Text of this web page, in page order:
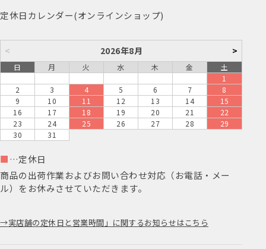
定休日カレンダー(オンラインショップ)
< 2026年8月 >
日 月 火 水 木 金
土
1
2
3 4 5 6 7
8
9
10 11 12 13 14
15
16
17 18 19 20 21
22
23
24 25 26 27 28
29
30
31
■ …定休日
商品の出荷作業およびお問い合わせ対応（お電話・メー
ル）をお休みさせていただきます。
実店舗の定休日と営業時間」に関するお知らせはこちら